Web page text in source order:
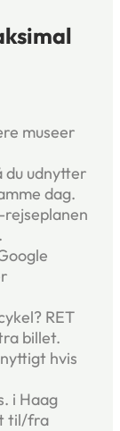
museer
du udnytter
dag.
RET
billet.
hvis
i Haag
til/fra